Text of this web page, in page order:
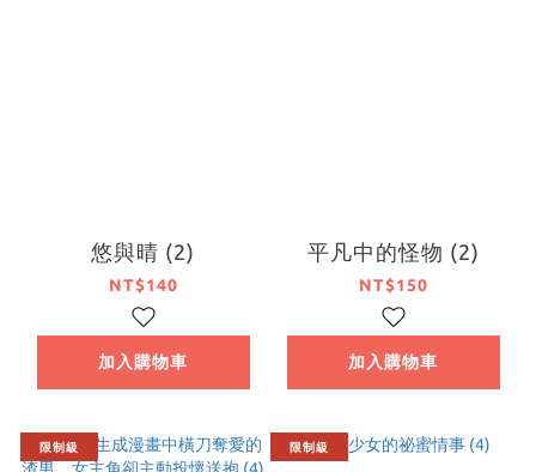
悠與晴 (2)
NT$140
加入購物車
平凡中的怪物 (2)
NT$150
加入購物車
限制級 限制級